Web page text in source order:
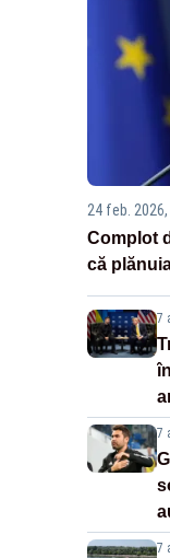
24 feb. 2026,
Complot
că
7
7
7